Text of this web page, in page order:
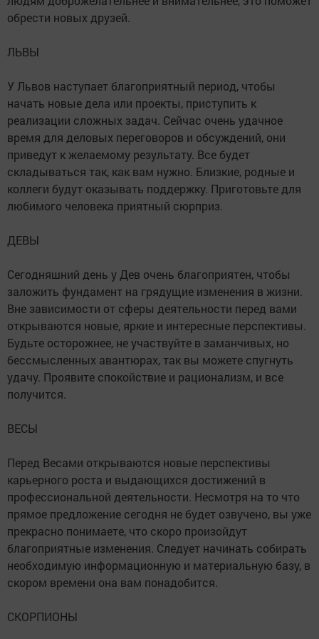
обрести новых друзей.
ЛЬВЫ
У Львов наступает благоприятный период, чтобы
начать новые дела или проекты, приступить к
реализации сложных задач. Сейчас очень удачное
время для деловых переговоров и обсуждений, они
приведут к желаемому результату. Все будет
складываться так, как вам нужно. Близкие, родные и
коллеги будут оказывать поддержку. Приготовьте для
любимого человека приятный сюрприз.
ДЕВЫ
Сегодняшний день у Дев очень благоприятен, чтобы
заложить фундамент на грядущие изменения в жизни.
Вне зависимости от сферы деятельности перед вами
открываются новые, яркие и интересные перспективы.
Будьте осторожнее, не участвуйте в заманчивых, но
бессмысленных авантюрах, так вы можете спугнуть
удачу. Проявите спокойствие и рационализм, и все
получится.
ВЕСЫ
Перед Весами открываются новые перспективы
карьерного роста и выдающихся достижений в
профессиональной деятельности. Несмотря на то что
прямое предложение сегодня не будет озвучено, вы уже
прекрасно понимаете, что скоро произойдут
благоприятные изменения. Следует начинать собирать
необходимую информационную и материальную базу, в
скором времени она вам понадобится.
СКОРПИОНЫ